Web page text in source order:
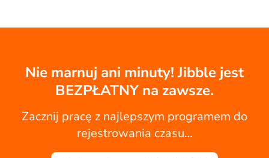
Nie marnuj ani minuty! Jibble jest
BEZPŁATNY na zawsze.
Zacznij pracę z najlepszym programem do
rejestrowania czasu…